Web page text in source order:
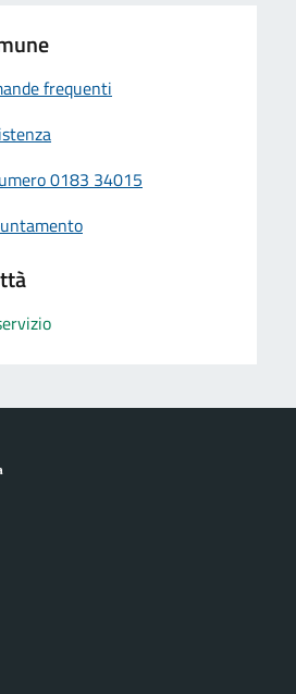
frequenti
0183 34015